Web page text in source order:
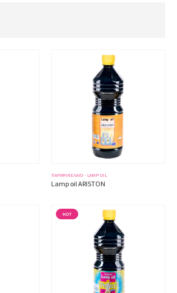
ΠΑΡΑΦΙΝΈΛΑΙΟ - LAMP OIL
Lamp oil ARISTON
HOT